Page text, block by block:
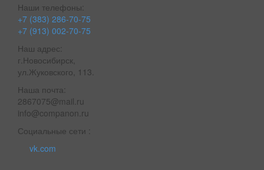
Наши телефоны:
+7 (383) 286-70-75
+7 (913) 002-70-75
Наш адрес:
г.Новосибирск,
ул.Жуковского, 113.
Наша почта:
2867075@mail.ru
info@companon.ru
Социальные сети :
vk.com